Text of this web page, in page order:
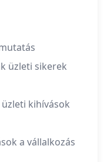
üzleti sikerek
kihívások
a vállalkozás